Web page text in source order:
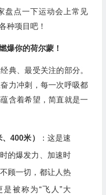
盘点一下运动会上常见
种项目吧！
爆你的荷尔蒙！
典、最受关注的部分。
力冲刺，每一次呼吸都
含着希望，简直就是一
400米） ：这是速
的爆发力、加速时
顾一切，都让人热
被称为“飞人”大